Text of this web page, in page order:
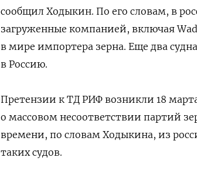
сообщил Ходыкин. По его словам, в
загруженные компанией, включая
в мире импортера зерна. Еще два
в Россию.
Претензии к ТД РИФ возникли 18
о массовом несоответствии партий
времени, по словам Ходыкина, из
таких судов.